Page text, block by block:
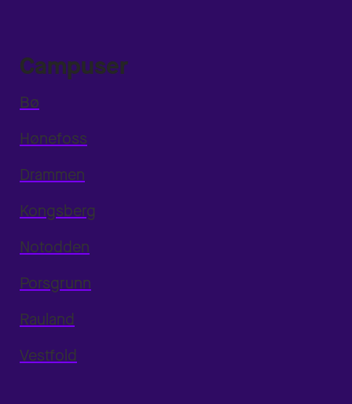
Campuser
Bø
Hønefoss
Drammen
Kongsberg
Notodden
Porsgrunn
Rauland
Vestfold